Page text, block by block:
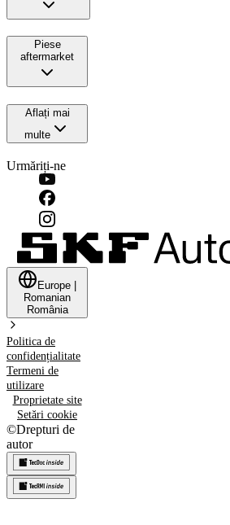
Piese
aftermarket
Aflați mai
multe
Urmăriți-ne
Europe
Romanian
România
Politica de
confidențialitate
Termeni de
utilizare
Proprietate site
Setări cookie
©Drepturi de
autor